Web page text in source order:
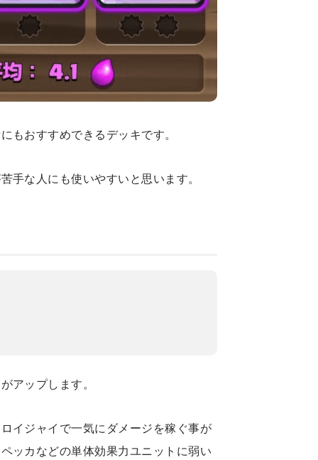
もおすすめできるデッキです。
手な人にも使いやすいと思います。
アップします。
イジャイで一気にダメージを稼ぐ事が
ッカなどの単体効果力ユニットに弱い